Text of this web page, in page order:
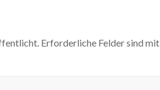
Erforderliche Felder sind mit